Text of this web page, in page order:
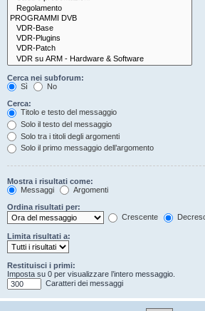
Cerca nei subforum:
Sì
No
Cerca:
Titolo e testo del messaggio
Solo il testo del messaggio
Solo tra i titoli degli argomenti
Solo il primo messaggio dell’argomento
Mostra i risultati come:
Messaggi
Argomenti
Ordina risultati per:
Crescente
Limita risultati a:
Restituisci i primi:
Imposta su 0 per visualizzare l’intero messaggio.
Caratteri dei messaggi